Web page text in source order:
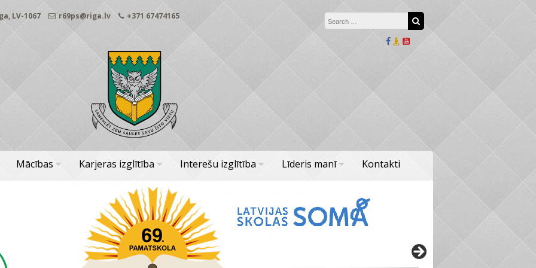
LV-1067 r69ps@riga.lv +371 67474165
Mācības Karjeras izglītība Interešu izglītība Līderis manī Kontakti